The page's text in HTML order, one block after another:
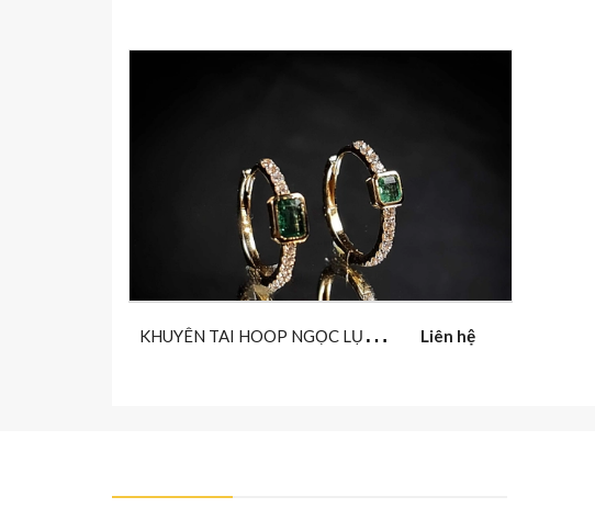
K
HUYÊN TAI HOOP NGỌC LỤC BẢO Liên hệ